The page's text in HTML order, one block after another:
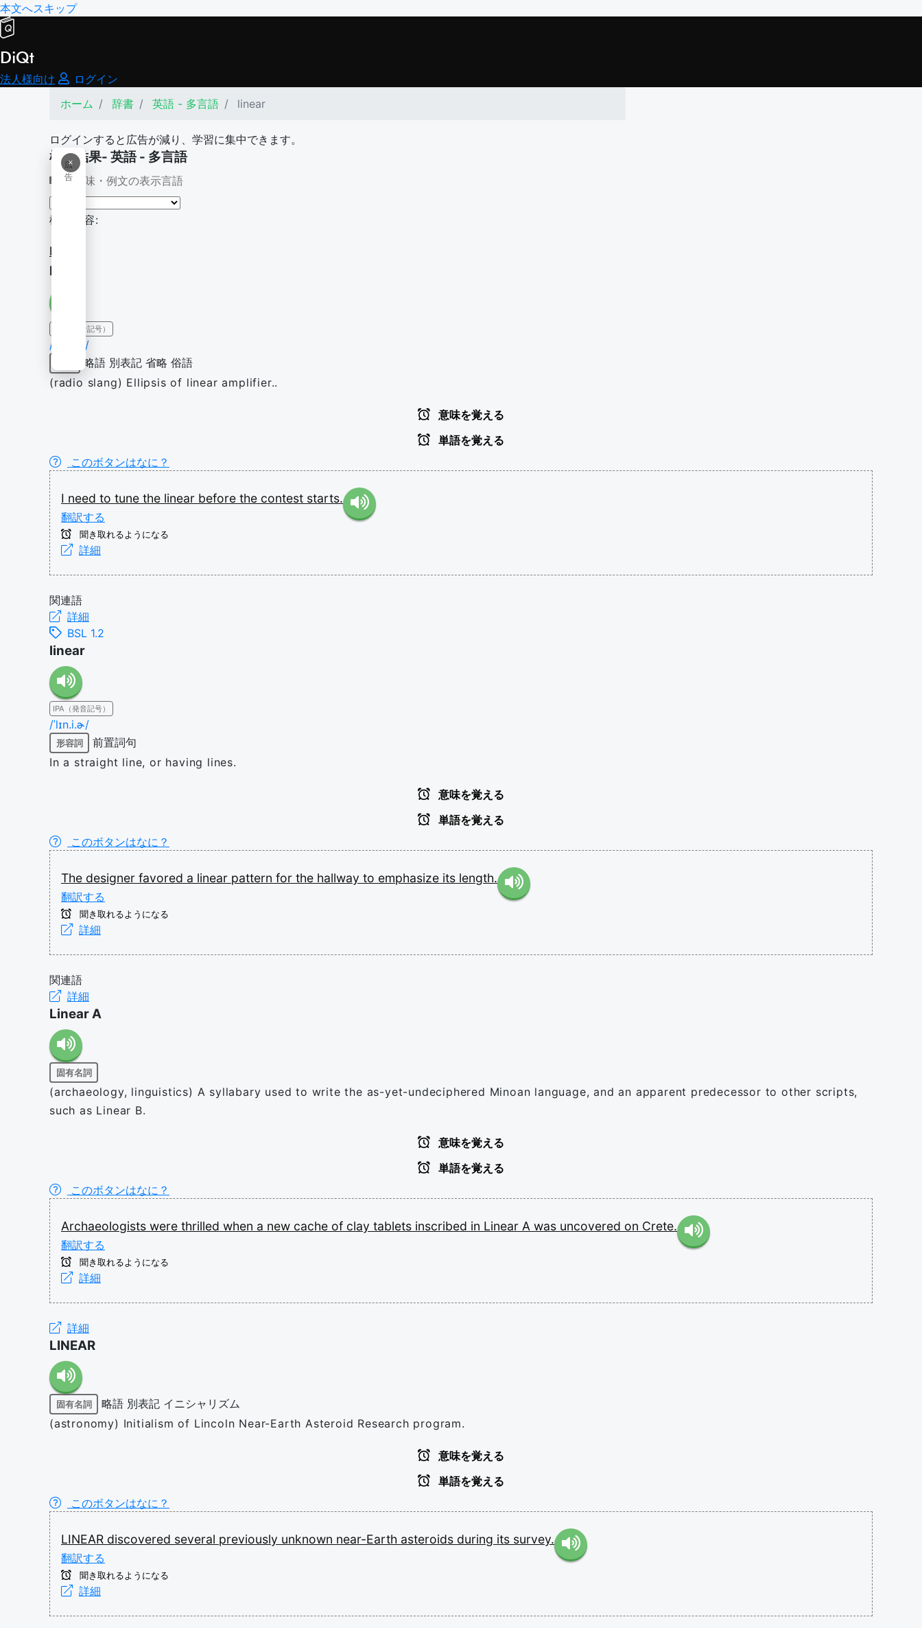
本文へスキップ
DiQt
法人様向け
ログイン
ホーム
辞書 英語 - 多言語 linear
ログインすると広告が減り、学習に集中できます。
×
広
告
検索結果- 英語 - 多言語
意味・例文の表示言語
検索内容:
linear
linear
IPA（発音記号）
/ˈlɪn.i.ɚ/
略語 別表記 省略 俗語
(radio slang) Ellipsis of linear amplifier..
意味を覚える
単語を覚える
このボタンはなに？
I need to tune the linear before the contest starts.
翻訳する
聞き取れるようになる
詳細
関連語
詳細
BSL 1.2
linear
IPA（発音記号）
/ˈlɪn.i.ɚ/
形容詞
前置詞句
In a straight line, or having lines.
意味を覚える
単語を覚える
このボタンはなに？
The designer favored a linear pattern for the hallway to emphasize its length.
翻訳する
聞き取れるようになる
詳細
関連語
詳細
Linear A
固有名詞
(archaeology, linguistics) A syllabary used to write the as-yet-undeciphered Minoan language, and an apparent predecessor to other scripts,
such as Linear B.
意味を覚える
単語を覚える
このボタンはなに？
Archaeologists were thrilled when a new cache of clay tablets inscribed in Linear A was uncovered on Crete.
翻訳する
聞き取れるようになる
詳細
詳細
LINEAR
固有名詞 略語 別表記 イニシャリズム
(astronomy) Initialism of Lincoln Near-Earth Asteroid Research program.
意味を覚える
単語を覚える
このボタンはなに？
LINEAR discovered several previously unknown near-Earth asteroids during its survey.
翻訳する
聞き取れるようになる
詳細